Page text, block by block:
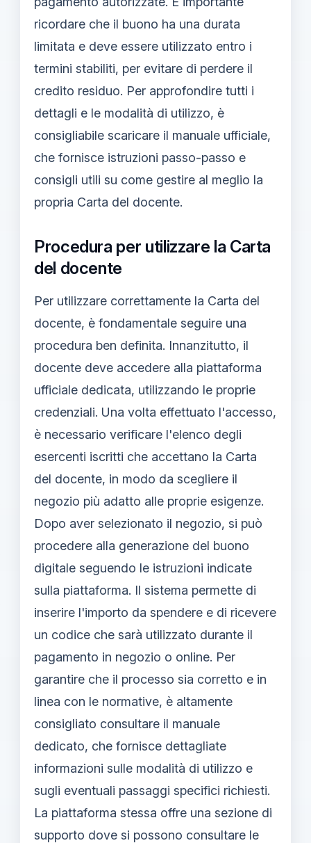
ricordare che il buono ha una durata
limitata e deve essere utilizzato entro i
termini stabiliti, per evitare di perdere il
credito residuo. Per approfondire tutti i
dettagli e le modalità di utilizzo, è
consigliabile scaricare il manuale ufficiale,
che fornisce istruzioni passo-passo e
consigli utili su come gestire al meglio la
propria Carta del docente.
Procedura per utilizzare la Carta
del docente
Per utilizzare correttamente la Carta del
docente, è fondamentale seguire una
procedura ben definita. Innanzitutto, il
docente deve accedere alla piattaforma
ufficiale dedicata, utilizzando le proprie
credenziali. Una volta effettuato l'accesso,
è necessario verificare l'elenco degli
esercenti iscritti che accettano la Carta
del docente, in modo da scegliere il
negozio più adatto alle proprie esigenze.
Dopo aver selezionato il negozio, si può
procedere alla generazione del buono
digitale seguendo le istruzioni indicate
sulla piattaforma. Il sistema permette di
inserire l'importo da spendere e di ricevere
un codice che sarà utilizzato durante il
pagamento in negozio o online. Per
garantire che il processo sia corretto e in
linea con le normative, è altamente
consigliato consultare il manuale
dedicato, che fornisce dettagliate
informazioni sulle modalità di utilizzo e
sugli eventuali passaggi specifici richiesti.
La piattaforma stessa offre una sezione di
supporto dove si possono consultare le